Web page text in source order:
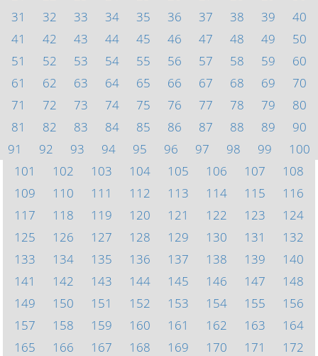
31
32 33 34 35 36 37 38 39
40
41
42 43 44 45 46 47 48 49
50
51
52 53 54 55 56 57 58 59
60
61
62 63 64 65 66 67 68 69
70
71
72 73 74 75 76 77 78 79
80
81
82 83 84 85 86 87 88 89
90
91
92 93 94 95 96 97 98 99
100
101
102 103 104 105 106 107
108
109
110 111 112 113 114 115
116
117
118 119 120 121 122 123
124
125
126 127 128 129 130 131
132
133
134 135 136 137 138 139
140
141
142 143 144 145 146 147
148
149
150 151 152 153 154 155
156
157
158 159 160 161 162 163
164
165
166 167 168 169 170 171
172